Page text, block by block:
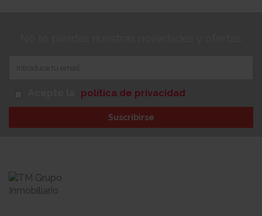
política de privacidad
Suscribirse